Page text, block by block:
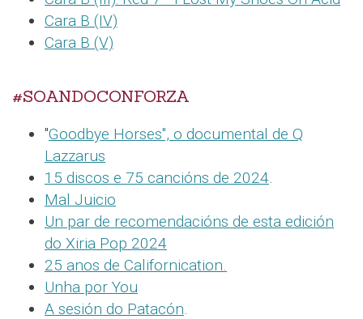
Cara B (IV)
Cara B (V)
#SOANDOCONFORZA
"Goodbye Horses", o documental de Q
Lazzarus
15 discos e 75 cancións de 2024.
Mal Juicio
Un par de recomendacións de esta edición
do Xiria Pop 2024
25 anos de Californication.
Unha por You
A sesión do Patacón.